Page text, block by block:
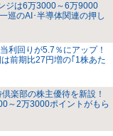
ジは6万3000～6万9000
巡のAI･半導体関連の押し
利回りが5.7％にアップ！
前期比27円増の｢1株あた
楽部の株主優待を新設！
～2万3000ポイントがもら